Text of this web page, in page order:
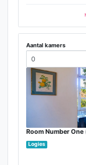
Aantal kamers
Room Number One
Logies